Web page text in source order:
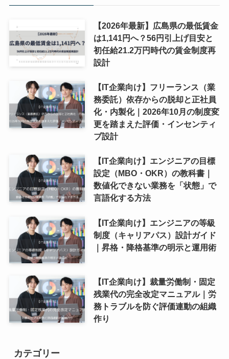
【2026年最新】広島県の最低賃金
は1,141円へ？56円引上げ目安と
初任給21.2万円時代の賃金制度再
設計
【IT企業向け】フリーランス（業
務委託）依存からの脱却と正社員
化・内製化｜2026年10月の制度変
更を踏まえた評価・インセンティ
ブ設計
【IT企業向け】エンジニアの目標
設定（MBO・OKR）の教科書｜
数値化できない業務を「状態」で
言語化する方法
【IT企業向け】エンジニアの等級
制度（キャリアパス）設計ガイド
｜昇格・降格基準の明示と運用術
【IT企業向け】裁量労働制・固定
残業代の完全改定マニュアル｜労
務トラブルを防ぐ評価連動の組織
作り
カテゴリー